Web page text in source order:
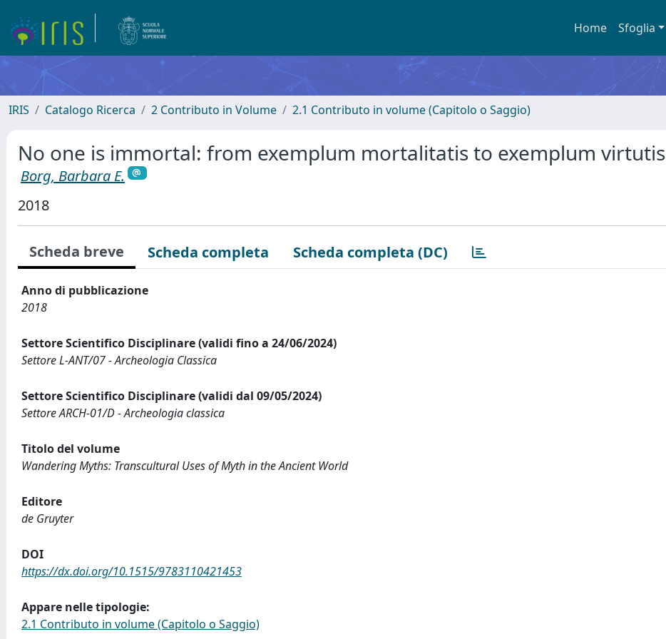
Home Sfoglia
IRIS Catalogo Ricerca 2 Contributo in Volume 2.1 Contributo in volume (Capitolo o Saggio)
No one is immortal: from exemplum mortalitatis to exemplum virtutis
Borg, Barbara E.
2018
Scheda breve Scheda completa Scheda completa (DC)
Anno di pubblicazione
2018
Settore Scientifico Disciplinare (validi fino a 24/06/2024)
Settore L-ANT/07 - Archeologia Classica
Settore Scientifico Disciplinare (validi dal 09/05/2024)
Settore ARCH-01/D - Archeologia classica
Titolo del volume
Wandering Myths: Transcultural Uses of Myth in the Ancient World
Editore
de Gruyter
DOI
https://dx.doi.org/10.1515/9783110421453
Appare nelle tipologie:
2.1 Contributo in volume (Capitolo o Saggio)